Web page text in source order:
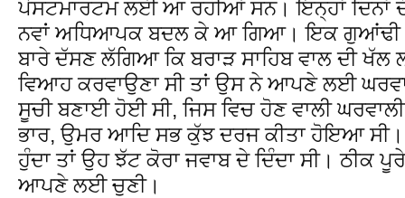
ਪੋਸਟਮਾਰਟਮ ਲਈ ਆ ਰਹੀਆਂ ਸਨ। ਇਨ੍ਹਾਂ ਦਿਨਾਂ
ਨਵਾਂ ਅਧਿਆਪਕ ਬਦਲ ਕੇ ਆ ਗਿਆ। ਇਕ ਗੁਆਂਢੀ
ਬਾਰੇ ਦੱਸਣ ਲੱਗਿਆ ਕਿ ਬਰਾੜ ਸਾਹਿਬ ਵਾਲ ਦੀ ਖੱਲ
ਵਿਆਹ ਕਰਵਾਉਣਾ ਸੀ ਤਾਂ ਉਸ ਨੇ ਆਪਣੇ ਲਈ
ਸੂਚੀ ਬਣਾਈ ਹੋਈ ਸੀ, ਜਿਸ ਵਿਚ ਹੋਣ ਵਾਲੀ
ਭਾਰ, ਉਮਰ ਆਦਿ ਸਭ ਕੁੱਝ ਦਰਜ ਕੀਤਾ ਹੋਇਆ
ਹੁੰਦਾ ਤਾਂ ਉਹ ਝੱਟ ਕੋਰਾ ਜਵਾਬ ਦੇ ਦਿੰਦਾ ਸੀ। ਠੀਕ
ਆਪਣੇ ਲਈ ਚੁਣੀ।